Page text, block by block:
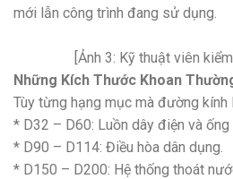
mới lẫn công trình đang sử dụng.
[Ảnh 3: Kỹ thuật viên
Những Kích Thước Khoan
Tùy từng hạng mục mà đường kính
* D32 – D60: Luồn dây điện và ống
* D90 – D114: Điều hòa dân dụng.
* D150 – D200: Hệ thống thoát